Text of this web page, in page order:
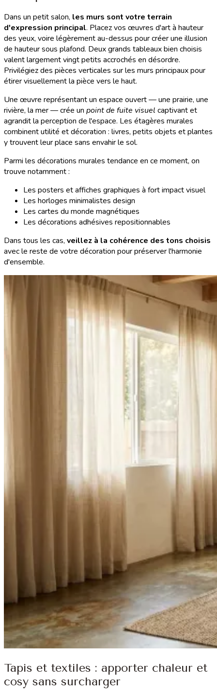
Dans un petit salon, les murs sont votre terrain
d'expression principal. Placez vos œuvres d'art à hauteur
des yeux, voire légèrement au-dessus pour créer une illusion
de hauteur sous plafond. Deux grands tableaux bien choisis
valent largement vingt petits accrochés en désordre.
Privilégiez des pièces verticales sur les murs principaux pour
étirer visuellement la pièce vers le haut.
Une œuvre représentant un espace ouvert — une prairie, une
rivière, la mer — crée un point de fuite visuel captivant et
agrandit la perception de l'espace. Les étagères murales
combinent utilité et décoration : livres, petits objets et plantes
y trouvent leur place sans envahir le sol.
Parmi les décorations murales tendance en ce moment, on
trouve notamment :
Les posters et affiches graphiques à fort impact visuel
Les horloges minimalistes design
Les cartes du monde magnétiques
Les décorations adhésives repositionnables
Dans tous les cas, veillez à la cohérence des tons choisis
avec le reste de votre décoration pour préserver l'harmonie
d'ensemble.
Tapis et textiles : apporter chaleur et
cosy sans surcharger